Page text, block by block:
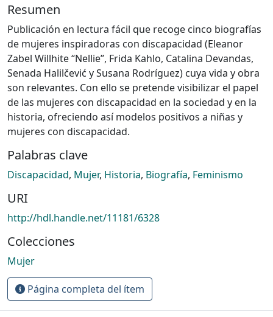
Resumen
Publicación en lectura fácil que recoge cinco biografías
de mujeres inspiradoras con discapacidad (Eleanor
Zabel Willhite “Nellie”, Frida Kahlo, Catalina Devandas,
Senada Halilčević y Susana Rodríguez) cuya vida y obra
son relevantes. Con ello se pretende visibilizar el papel
de las mujeres con discapacidad en la sociedad y en la
historia, ofreciendo así modelos positivos a niñas y
mujeres con discapacidad.
Palabras clave
Discapacidad, Mujer, Historia, Biografía, Feminismo
URI
http://hdl.handle.net/11181/6328
Colecciones
Mujer
Página completa del ítem